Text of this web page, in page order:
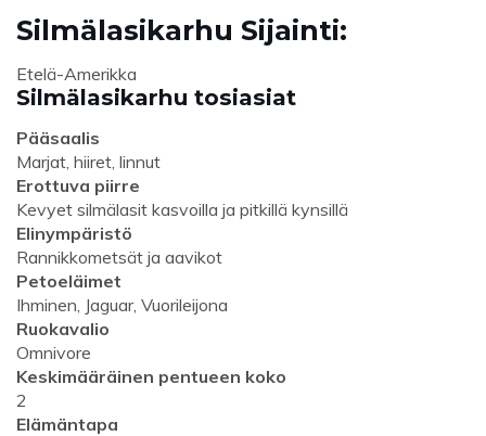
Silmälasikarhu Sijainti:
Etelä-Amerikka
Silmälasikarhu tosiasiat
Pääsaalis
Marjat, hiiret, linnut
Erottuva piirre
Kevyet silmälasit kasvoilla ja pitkillä kynsillä
Elinympäristö
Rannikkometsät ja aavikot
Petoeläimet
Ihminen, Jaguar, Vuorileijona
Ruokavalio
Omnivore
Keskimääräinen pentueen koko
2
Elämäntapa